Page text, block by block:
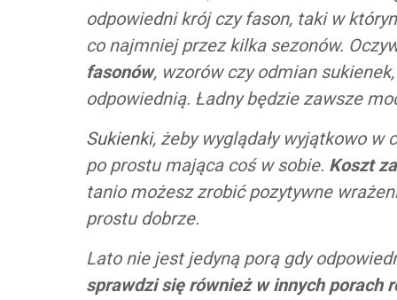
odpowiedni krój czy fason, taki w
co najmniej przez kilka sezonów.
fasonów, wzorów czy odmian
odpowiednią. Ładny będzie zawsze
Sukienki, żeby wyglądały wyjątkowo
po prostu mająca coś w sobie. Koszt
tanio możesz zrobić pozytywne
prostu dobrze.
Lato nie jest jedyną porą gdy
sprawdzi się również w innych porach